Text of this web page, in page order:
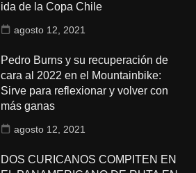
ida de la Copa Chile
agosto 12, 2021
Pedro Burns y su recuperación de
cara al 2022 en el Mountainbike:
Sirve para reflexionar y volver con
más ganas
agosto 12, 2021
DOS CURICANOS COMPITEN EN